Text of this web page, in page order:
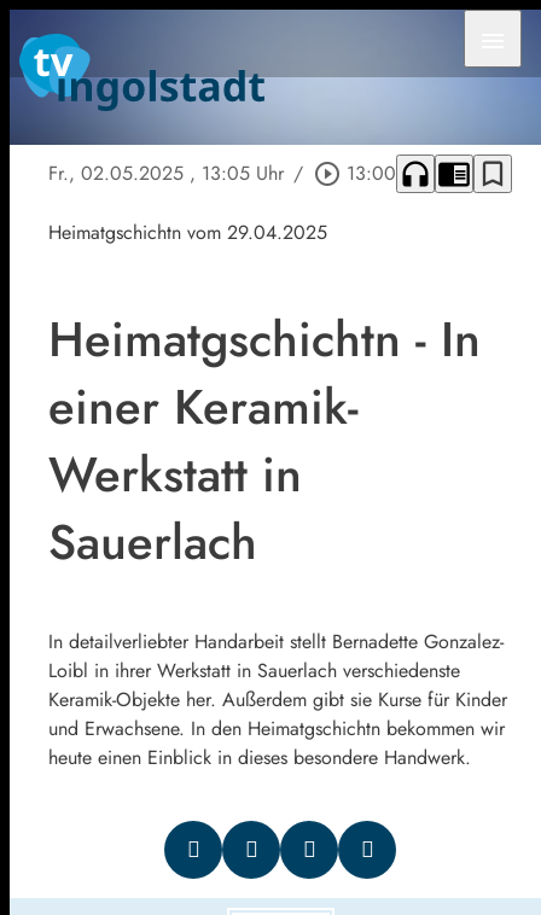
Fr., 02.05.2025 , 13:05 Uhr / play_circle_outline 13:00 headphones chrome_reader_mode bookmark_border
Heimatgschichtn vom 29.04.2025
Heimatgschichtn - In
einer Keramik-
Werkstatt in
Sauerlach
In detailverliebter Handarbeit stellt Bernadette Gonzalez-
Loibl in ihrer Werkstatt in Sauerlach verschiedenste
Keramik-Objekte her. Außerdem gibt sie Kurse für Kinder
und Erwachsene. In den Heimatgschichtn bekommen wir
heute einen Einblick in dieses besondere Handwerk.